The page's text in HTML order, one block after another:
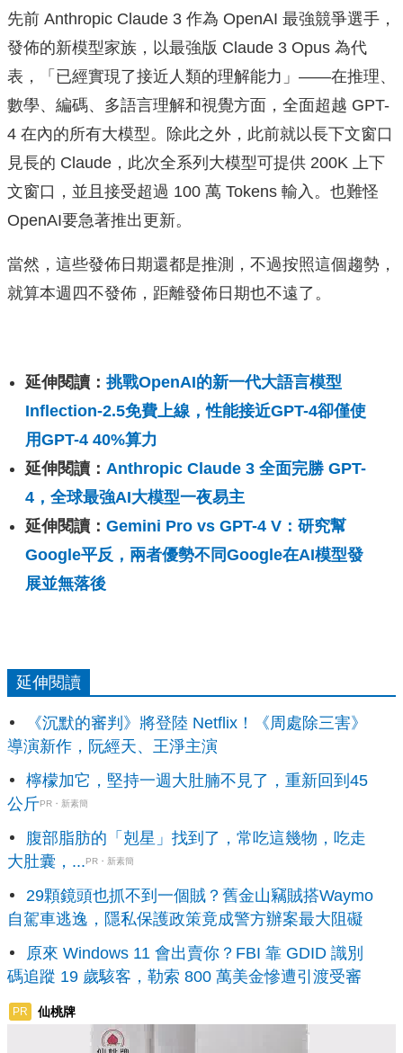
先前 Anthropic Claude 3 作為 OpenAI 最強競爭選手，
發佈的新模型家族，以最強版 Claude 3 Opus 為代
表，「已經實現了接近人類的理解能力」——在推理、
數學、編碼、多語言理解和視覺方面，全面超越 GPT-
4 在內的所有大模型。除此之外，此前就以長下文窗口
見長的 Claude，此次全系列大模型可提供 200K 上下
文窗口，並且接受超過 100 萬 Tokens 輸入。也難怪
OpenAI要急著推出更新。
當然，這些發佈日期還都是推測，不過按照這個趨勢，
就算本週四不發佈，距離發佈日期也不遠了。
延伸閱讀： 挑戰OpenAI的新一代大語言模型
Inflection-2.5免費上線，性能接近GPT-4卻僅使
用GPT-4 40%算力
延伸閱讀： Anthropic Claude 3 全面完勝 GPT-
4，全球最強AI大模型一夜易主
延伸閱讀： Gemini Pro vs GPT-4 V：研究幫
Google平反，兩者優勢不同Google在AI模型發
展並無落後
延伸閱讀
《沉默的審判》將登陸 Netflix！《周處除三害》
導演新作，阮經天、王淨主演
檸檬加它，堅持一週大肚腩不見了，重新回到45
公斤PR・新素簡
腹部脂肪的「剋星」找到了，常吃這幾物，吃走
大肚囊，...PR・新素簡
29顆鏡頭也抓不到一個賊？舊金山竊賊搭Waymo
自駕車逃逸，隱私保護政策竟成警方辦案最大阻礙
原來 Windows 11 會出賣你？FBI 靠 GDID 識別
碼追蹤 19 歲駭客，勒索 800 萬美金慘遭引渡受審
PR 仙桃牌